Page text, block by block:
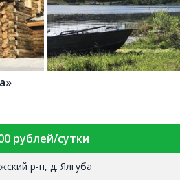
рублей/сутки
р-н, д. Ялгуба